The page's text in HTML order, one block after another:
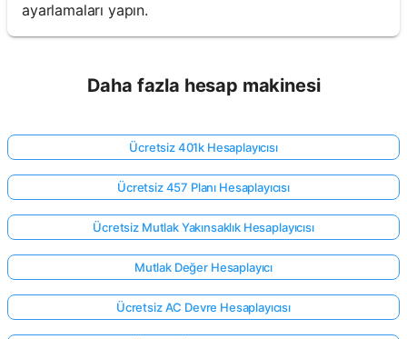
ayarlamaları yapın.
Daha fazla hesap makinesi
Ücretsiz 401k Hesaplayıcısı
Ücretsiz 457 Planı Hesaplayıcısı
Ücretsiz Mutlak Yakınsaklık Hesaplayıcısı
Mutlak Değer Hesaplayıcı
Ücretsiz AC Devre Hesaplayıcısı